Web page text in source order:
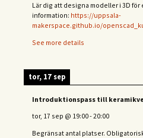
Lär dig att designa modeller i 3D
information: https://uppsala-
makerspace.github.io/
See more details
tor, 17 sep
Introduktionspass till
tor, 17 sep @ 19:00-20:00
Begränsat antal platser.